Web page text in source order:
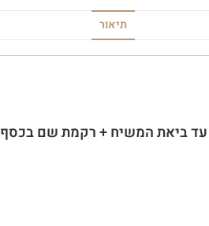
תיאור
עד ביאת המשיח + רקמת שם בכסף